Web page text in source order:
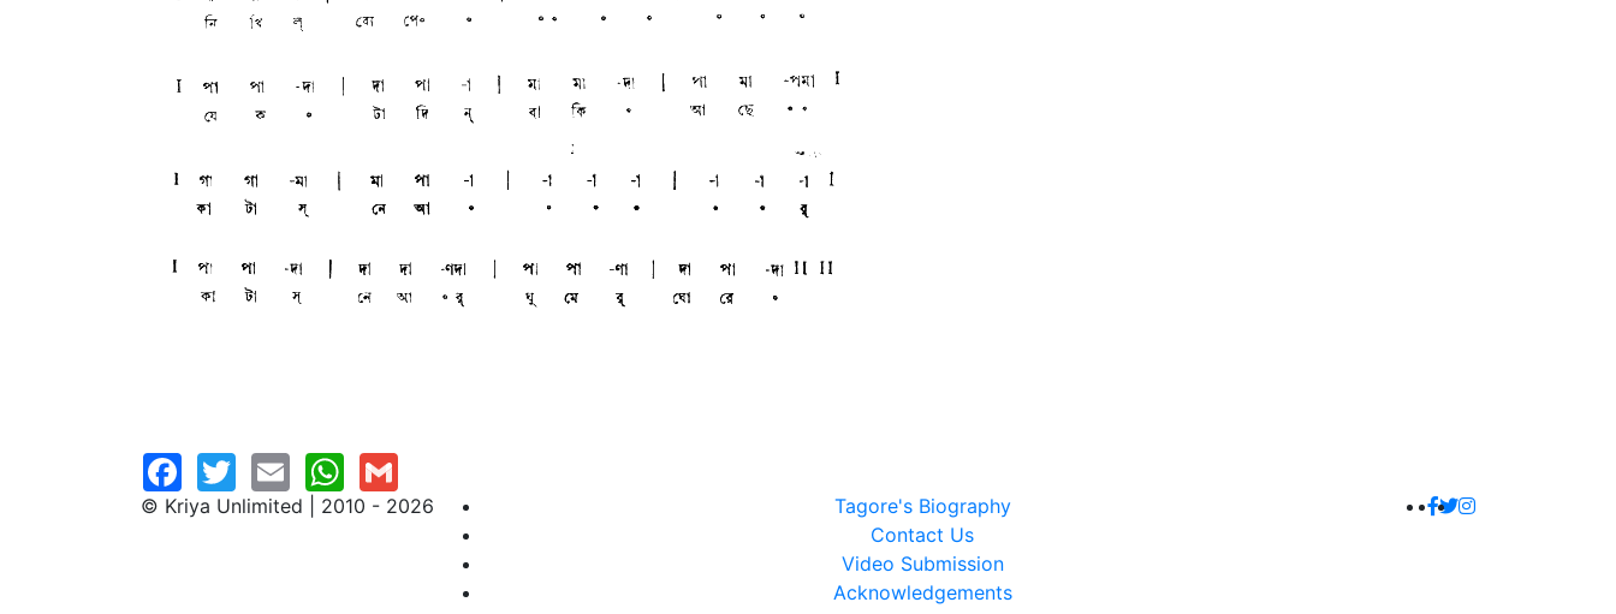
© Kriya Unlimited | 2010 - 2026
Tagore's Biography
Contact Us
Video Submission
Acknowledgements